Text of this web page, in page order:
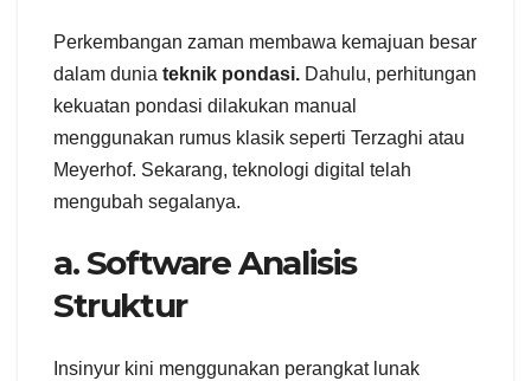
Perkembangan zaman membawa kemajuan besar
dalam dunia teknik pondasi. Dahulu, perhitungan
kekuatan pondasi dilakukan manual
menggunakan rumus klasik seperti Terzaghi atau
Meyerhof. Sekarang, teknologi digital telah
mengubah segalanya.
a. Software Analisis
Struktur
Insinyur kini menggunakan perangkat lunak